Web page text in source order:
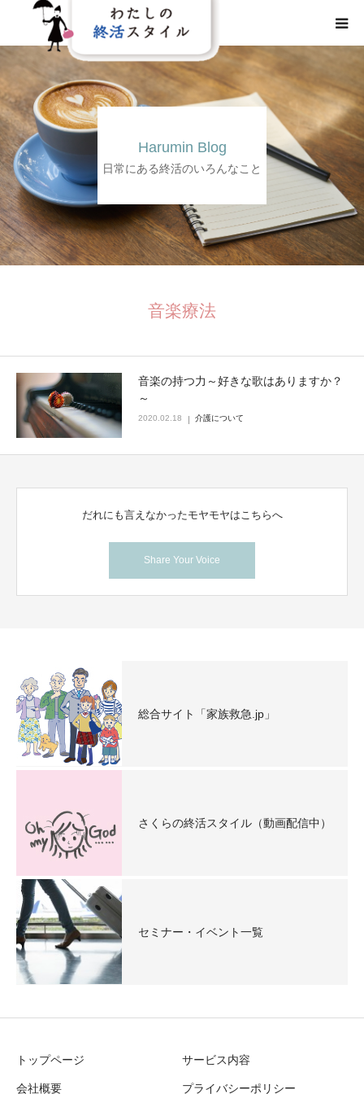
Harumin Blog
日常にある終活のいろんなこと
音楽療法
音楽の持つ力～好きな歌はありますか？
～
2020.02.18 介護について
だれにも言えなかったモヤモヤはこちらへ
Share Your Voice
総合サイト「家族救急.jp」
さくらの終活スタイル（動画配信中）
セミナー・イベント一覧
トップページ サービス内容
会社概要 プライバシーポリシー
わたしの終活スタイルとは
事業概要
事業内容
メディア